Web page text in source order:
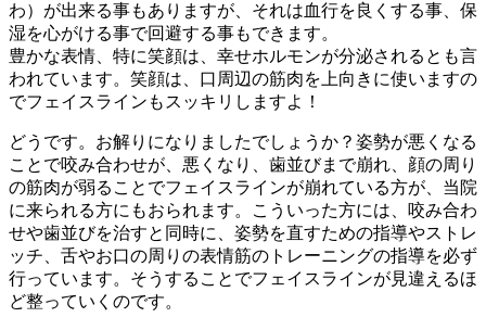
わ）が出来る事もありますが、それは血行を良くする事、保
湿を心がける事で回避する事もできます。
豊かな表情、特に笑顔は、幸せホルモンが分泌されるとも言
われています。笑顔は、口周辺の筋肉を上向きに使いますの
でフェイスラインもスッキリしますよ！
どうです。お解りになりましたでしょうか？姿勢が悪くなる
ことで咬み合わせが、悪くなり、歯並びまで崩れ、顔の周り
の筋肉が弱ることでフェイスラインが崩れている方が、当院
に来られる方にもおられます。こういった方には、咬み合わ
せや歯並びを治すと同時に、姿勢を直すための指導やストレ
ッチ、舌やお口の周りの表情筋のトレーニングの指導を必ず
行っています。そうすることでフェイスラインが見違えるほ
ど整っていくのです。